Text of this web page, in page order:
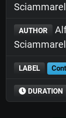
AUTHOR
LABEL
DURATION